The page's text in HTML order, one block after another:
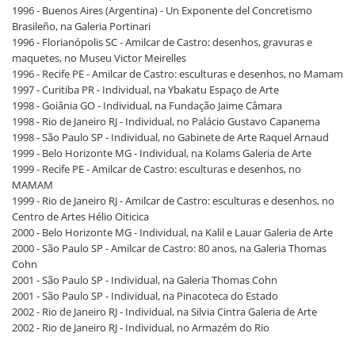
1996 - Buenos Aires (Argentina) - Un Exponente del Concretismo
Brasileño, na Galeria Portinari
1996 - Florianópolis SC - Amilcar de Castro: desenhos, gravuras e
maquetes, no Museu Victor Meirelles
1996 - Recife PE - Amilcar de Castro: esculturas e desenhos, no Mamam
1997 - Curitiba PR - Individual, na Ybakatu Espaço de Arte
1998 - Goiânia GO - Individual, na Fundação Jaime Câmara
1998 - Rio de Janeiro RJ - Individual, no Palácio Gustavo Capanema
1998 - São Paulo SP - Individual, no Gabinete de Arte Raquel Arnaud
1999 - Belo Horizonte MG - Individual, na Kolams Galeria de Arte
1999 - Recife PE - Amilcar de Castro: esculturas e desenhos, no
MAMAM
1999 - Rio de Janeiro RJ - Amilcar de Castro: esculturas e desenhos, no
Centro de Artes Hélio Oiticica
2000 - Belo Horizonte MG - Individual, na Kalil e Lauar Galeria de Arte
2000 - São Paulo SP - Amilcar de Castro: 80 anos, na Galeria Thomas
Cohn
2001 - São Paulo SP - Individual, na Galeria Thomas Cohn
2001 - São Paulo SP - Individual, na Pinacoteca do Estado
2002 - Rio de Janeiro RJ - Individual, na Silvia Cintra Galeria de Arte
2002 - Rio de Janeiro RJ - Individual, no Armazém do Rio